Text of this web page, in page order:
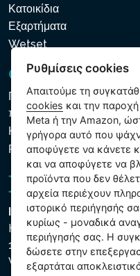
Κατοικίδια
Εξαρτήματα
Wetset
GDPR και Cookies
Πολιτική προστασίας
που υποβάλλονται σε
Κανόνες χρήσης των
Ρυθμίσεις cookies
Intex Trading, s.r.o.
Hradecká 2526/3
130 00 Praha 3
Vinohrady - Česká
Ρυθμίσεις cookies
Απαιτούμε τη
cookies και την
Meta ή την Amazon,
γρήγορα αυτό που
αποφύγετε να κάνετε
και να αποφύγετε να
προϊόντα που δεν
αρχεία περιέχουν
ιστορικό περιήγησής
κυρίως - μοναδικά
περιήγησής σας. Η
δώσετε στην
εξαρτάται